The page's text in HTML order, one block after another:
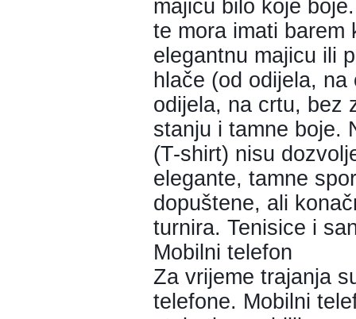
majicu bilo koje
te mora imati barem
elegantnu majicu ili
hlače (od odijela,
odijela, na crtu, bez
stanju i tamne boje.
(T-shirt) nisu
elegante, tamne
dopuštene, ali
turnira. Tenisice i
Mobilni telefon
Za vrijeme trajanja
telefone. Mobilni